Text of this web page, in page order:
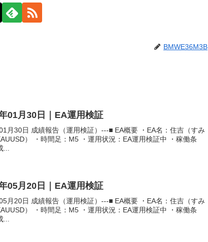
BMWE36M3B
01月30日｜EA運用検証
月30日 成績報告（運用検証）---■ EA概要 ・EA名：住吉（すみ
） ・時間足：M5 ・運用状況：EA運用検証中 ・稼働条
05月20日｜EA運用検証
月20日 成績報告（運用検証）---■ EA概要 ・EA名：住吉（すみ
） ・時間足：M5 ・運用状況：EA運用検証中 ・稼働条